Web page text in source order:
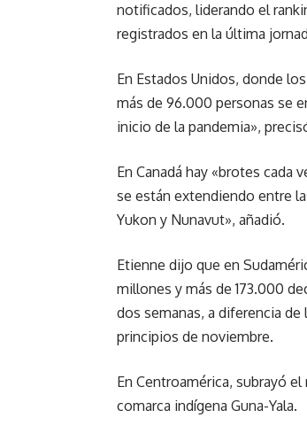
notificados, liderando el
registrados en la última
En Estados Unidos, donde
más de 96.000 personas se
inicio de la pandemia»,
En Canadá hay «brotes cada
se están extendiendo entre
Yukon y Nunavut», añadió.
Etienne dijo que en
millones y más de 173.000
dos semanas, a diferencia
principios de noviembre.
En Centroamérica, subrayó
comarca indígena Guna-Yala.